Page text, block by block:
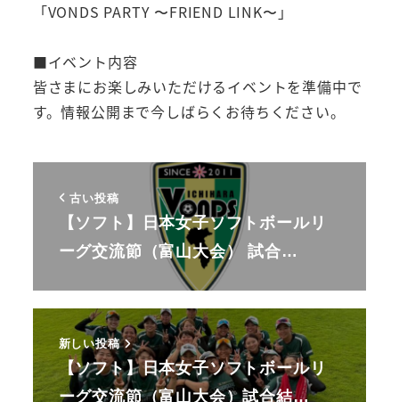
「VONDS PARTY 〜FRIEND LINK〜」
■イベント内容
皆さまにお楽しみいただけるイベントを準備中で
す。情報公開まで今しばらくお待ちください。
古い投稿
【ソフト】日本女子ソフトボールリ
ーグ交流節（富山大会） 試合…
新しい投稿
【ソフト】日本女子ソフトボールリ
ーグ交流節（富山大会）試合結…